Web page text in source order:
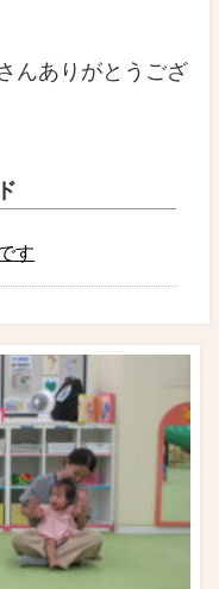
んありがとうござ
す